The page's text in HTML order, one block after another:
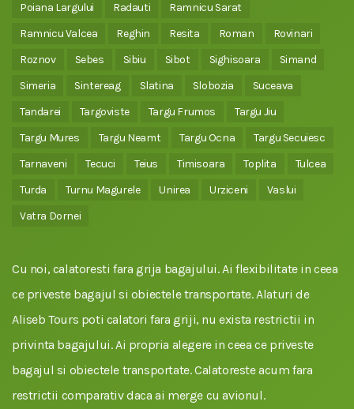
Poiana Largului
Radauti
Ramnicu Sarat
Ramnicu Valcea
Reghin Resita Roman
Rovinari
Roznov
Sebes Sibiu Sibot Sighisoara
Simand
Simeria
Sintereag Slatina Slobozia
Suceava
Tandarei
Targoviste Targu Frumos
Targu Jiu
Targu Mures
Targu Neamt Targu Ocna
Targu Secuiesc
Tarnaveni
Tecuci Teius Timisoara Toplita
Tulcea
Turda
Turnu Magurele Unirea Urziceni
Vaslui
Vatra Dornei
Cu noi, calatoresti fara grija bagajului. Ai flexibilitate in ceea
ce priveste bagajul si obiectele transportate. Alaturi de
Aliseb Tours poti calatori fara griji, nu exista restrictii in
privinta bagajului. Ai propria alegere in ceea ce priveste
bagajul si obiectele transportate. Calatoreste acum fara
restrictii comparativ daca ai merge cu avionul.